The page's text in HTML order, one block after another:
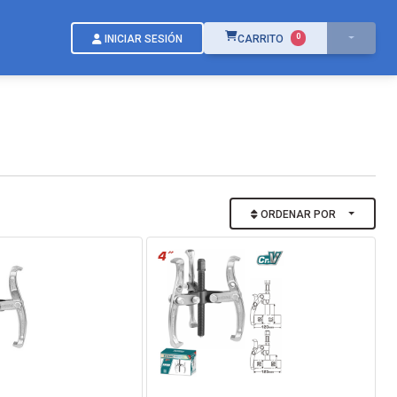
INICIAR SESIÓN CARRITO 0ÍTEMS EN EL CARRITO
ORDENAR POR